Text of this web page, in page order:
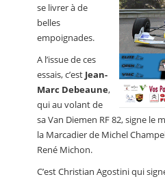
se livrer à de
belles
empoignades.
A l’issue de ces
essais, c’est Jean-
Marc Debeaune,
qui au volant de
sa Van Diemen RF 82, signe le
la Marcadier de Michel
René Michon.
C’est Christian Agostini qui